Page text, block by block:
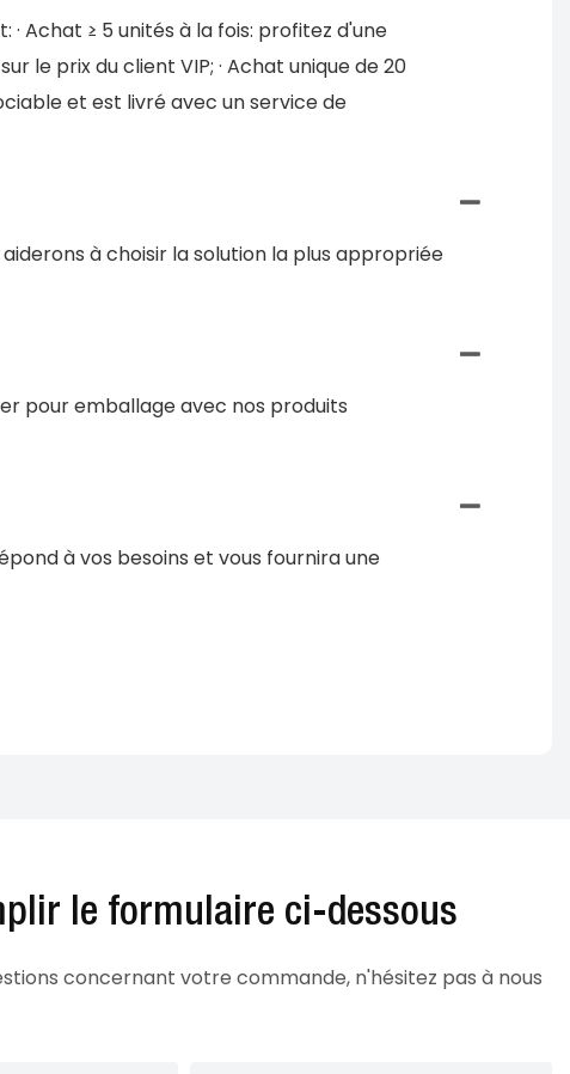
Achat ≥ 5 unités à la fois: profitez d'une
le prix du client VIP; · Achat unique de 20
et est livré avec un service de
à choisir la solution la plus appropriée
pour emballage avec nos produits
à vos besoins et vous fournira une
le formulaire ci-dessous
concernant votre commande, n'hésitez pas à nous